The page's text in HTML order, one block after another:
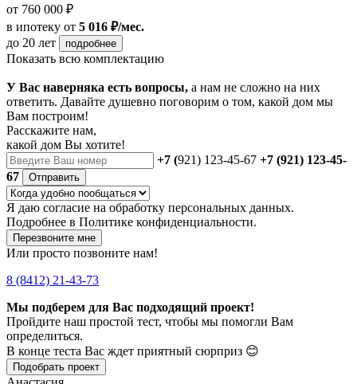
от 760 000 ₽
в ипотеку от 5 016 ₽/мес.
до 20 лет
подробнее
Показать всю комплектацию
У Вас наверняка есть вопросы, а нам не сложно на них
ответить. Давайте душевно поговорим о том, какой дом мы
Вам построим!
Расскажите нам,
какой дом Вы хотите!
+7 (921) 123-45-67 +7 (921) 123-45-
67
Отправить
Я даю согласие на обработку персональных данных.
Подробнее в Политике конфиденциальности.
Перезвоните мне
Или просто позвоните нам!
8 (8412) 21-43-73
Мы подберем для Вас подходящий проект!
Пройдите наш простой тест, чтобы мы помогли Вам
определиться.
В конце теста Вас ждет приятный сюрприз 😊
Подобрать проект